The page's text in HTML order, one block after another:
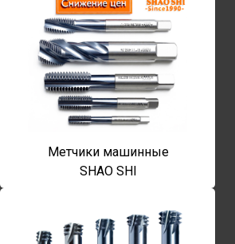
Метчики машинные
SHAO SHI